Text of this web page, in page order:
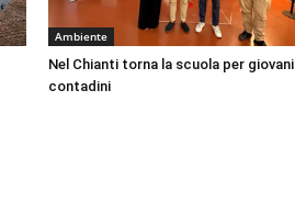
Ambiente
Nel Chianti torna la scuola per giovani
contadini